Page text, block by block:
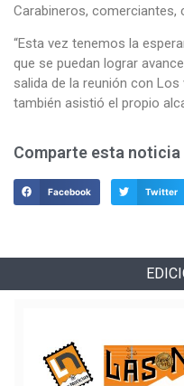
Carabineros, comerciantes,
“Esta vez tenemos la
que se puedan lograr
salida de la reunión con
también asistió el propio
Comparte esta noticia
Facebook Twitter